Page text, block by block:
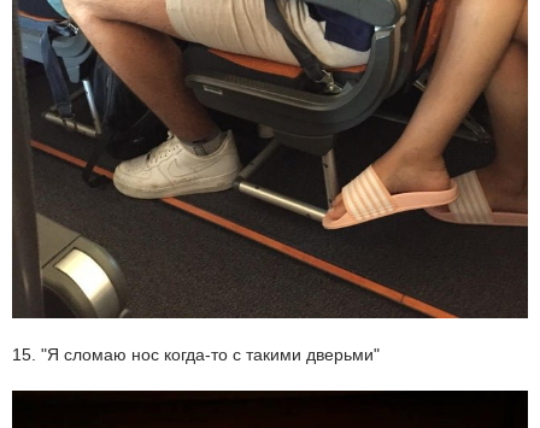
15. "Я сломаю нос когда-то с такими дверьми"